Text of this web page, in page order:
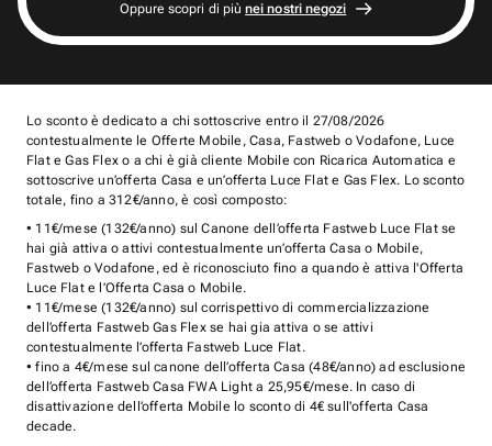
Oppure scopri di piùnei nostri negozi
Lo sconto è dedicato a chi sottoscrive entro il 27/08/2026
contestualmente le Offerte Mobile, Casa, Fastweb o Vodafone, Luce
Flat e Gas Flex o a chi è già cliente Mobile con Ricarica Automatica e
sottoscrive un’offerta Casa e un’offerta Luce Flat e Gas Flex. Lo sconto
totale, fino a 312€/anno, è così composto:
• 11€/mese (132€/anno) sul Canone dell’offerta Fastweb Luce Flat se
hai già attiva o attivi contestualmente un’offerta Casa o Mobile,
Fastweb o Vodafone, ed è riconosciuto fino a quando è attiva l'Offerta
Luce Flat e l’Offerta Casa o Mobile.
• 11€/mese (132€/anno) sul corrispettivo di commercializzazione
dell’offerta Fastweb Gas Flex se hai gia attiva o se attivi
contestualmente l’offerta Fastweb Luce Flat.
• fino a 4€/mese sul canone dell’offerta Casa (48€/anno) ad esclusione
dell’offerta Fastweb Casa FWA Light a 25,95€/mese. In caso di
disattivazione dell’offerta Mobile lo sconto di 4€ sull'offerta Casa
decade.